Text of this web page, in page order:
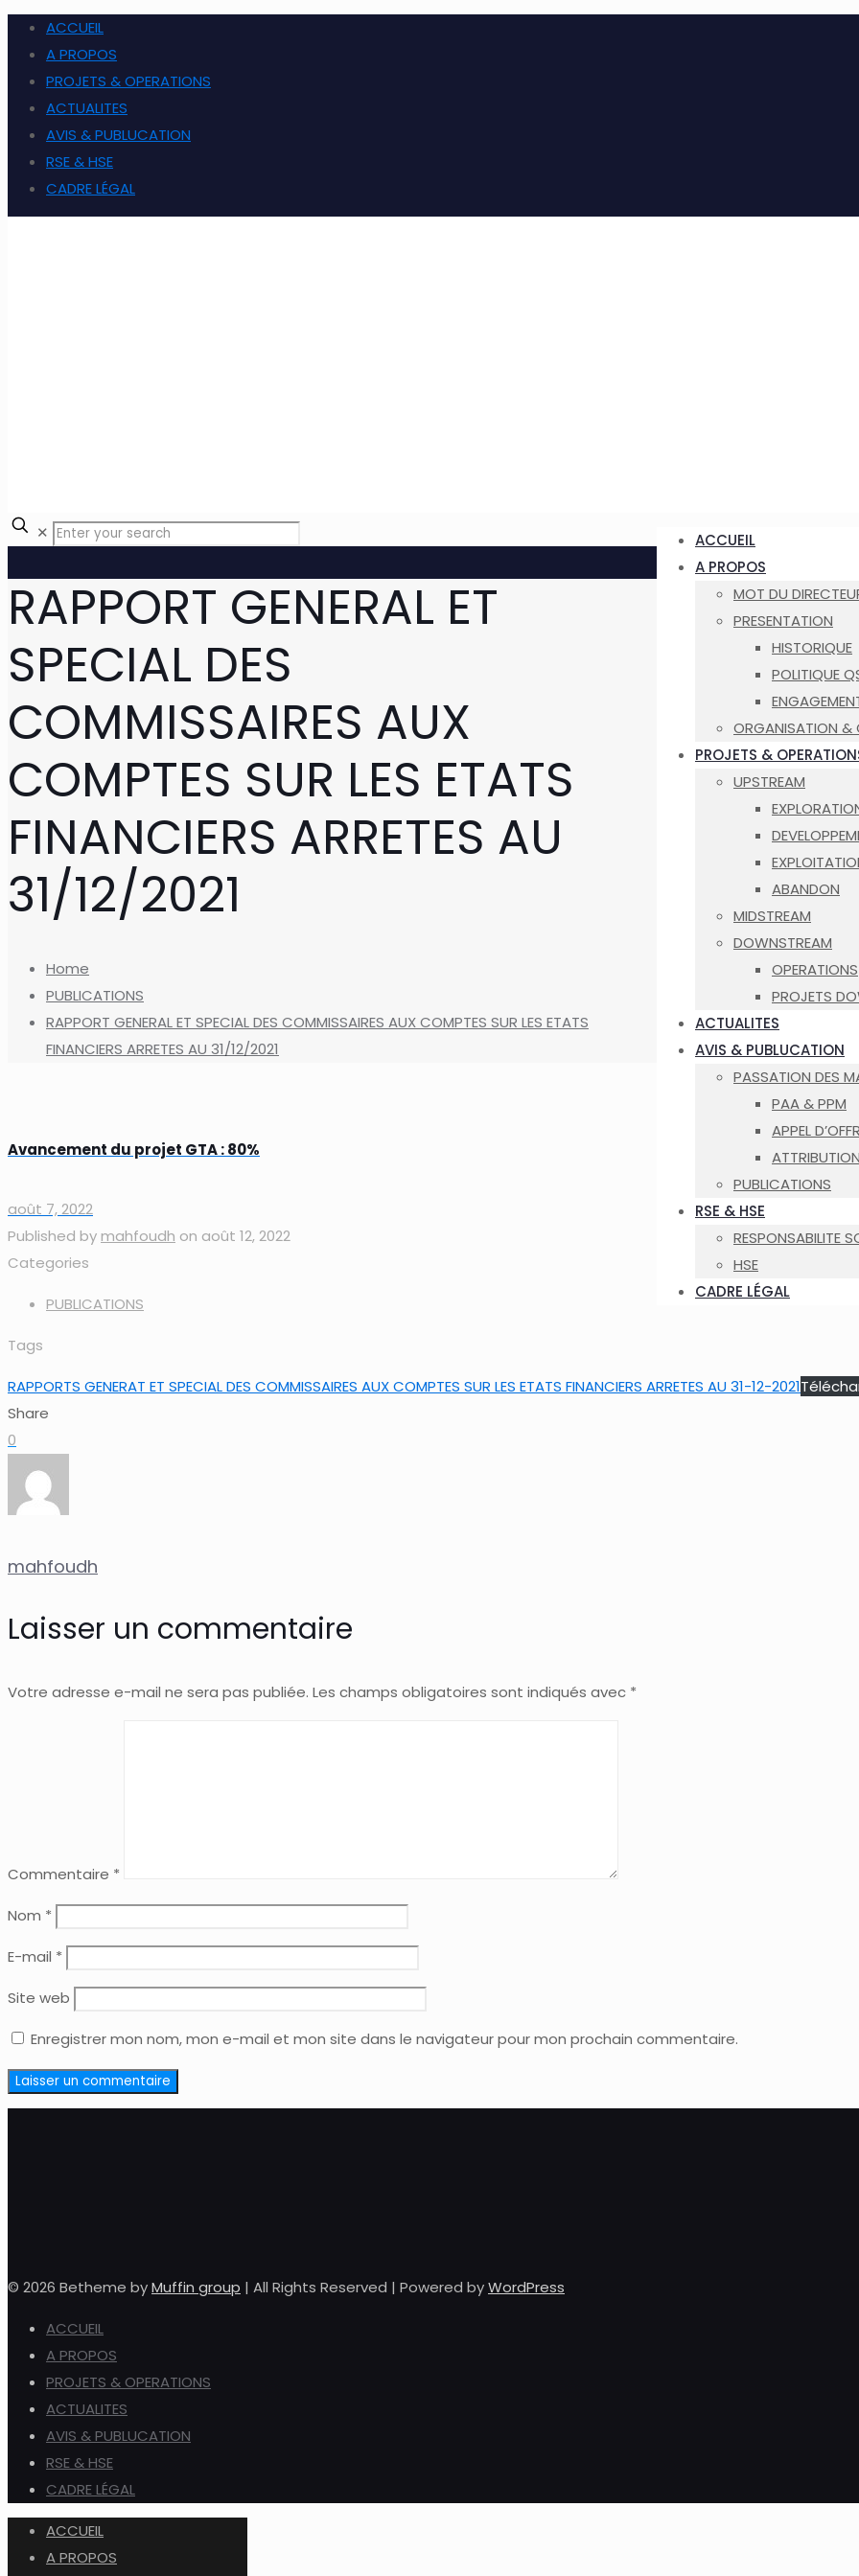
ACCUEIL
A PROPOS
PROJETS & OPERATIONS
ACTUALITES
AVIS & PUBLUCATION
RSE & HSE
CADRE LÉGAL
ACCUEIL
A PROPOS
MOT DU
PRESENTATION
HISTORIQUE
POLITIQUE
ORGANISATION &
PROJETS &
UPSTREAM
ABANDON
MIDSTREAM
DOWNSTREAM
OPERATIONS
PROJETS
ACTUALITES
AVIS & PUBLUCATION
PASSATION DES
PAA & PPM
APPEL
PUBLICATIONS
RSE & HSE
RESPONSABILITE
HSE
CADRE LÉGAL
✕
RAPPORT GENERAL ET
SPECIAL DES
COMMISSAIRES AUX
COMPTES SUR LES ETATS
FINANCIERS ARRETES AU
31/12/2021
Home
PUBLICATIONS
RAPPORT GENERAL ET SPECIAL DES COMMISSAIRES AUX COMPTES SUR LES ETATS
FINANCIERS ARRETES AU 31/12/2021
Avancement du projet GTA : 80%
août 7, 2022
Published bymahfoudh on août 12, 2022
Categories
PUBLICATIONS
Tags
RAPPORTS GENERAT ET SPECIAL DES COMMISSAIRES AUX COMPTES SUR LES ETATS FINANCIERS ARRETES AU 31-12-2021
Share
0
mahfoudh
Laisser un commentaire
Votre adresse e-mail ne sera pas publiée. Les champs obligatoires sont indiqués avec *
Commentaire *
Nom *
E-mail *
Site web
Enregistrer mon nom, mon e-mail et mon site dans le navigateur pour mon prochain commentaire.
© 2026 Betheme byMuffin group | All Rights Reserved | Powered byWordPress
ACCUEIL
A PROPOS
PROJETS & OPERATIONS
ACTUALITES
AVIS & PUBLUCATION
RSE & HSE
CADRE LÉGAL
ACCUEIL
A PROPOS